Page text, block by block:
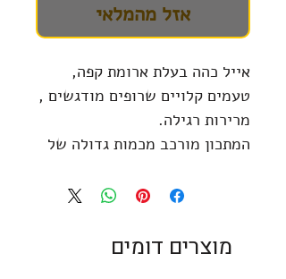
אזל מהמלאי
אייל כהה בעלת ארומת קפה,
טעמים קלויים שרופים מודגשים ,
מרירות רגילה.
המתכון מורכב מכמות גדולה של
קלויה הנחשבת לרכיב "מפתח".
הכשות האנגלי, קנט, משמש כבן
מוצרים דומים